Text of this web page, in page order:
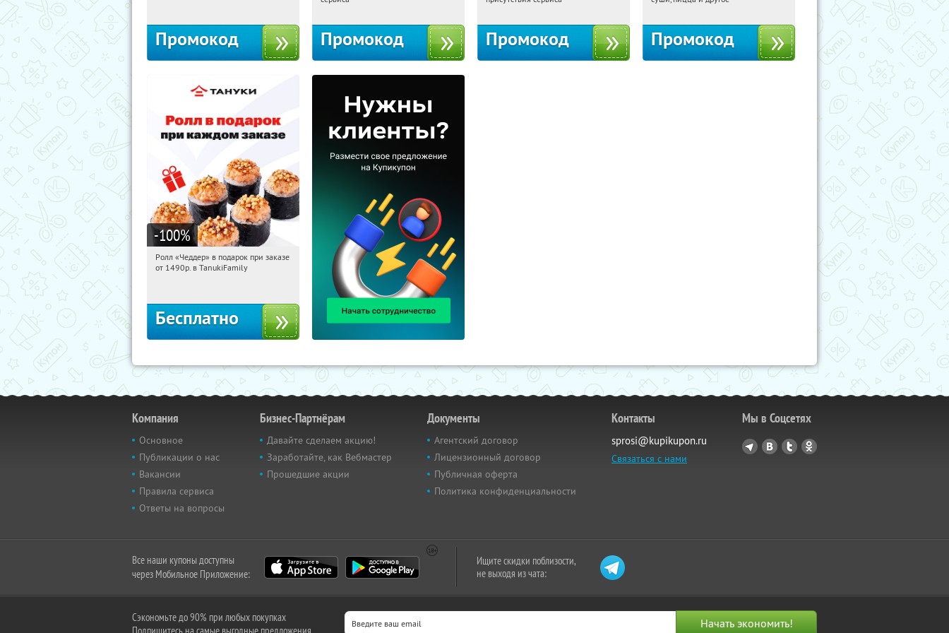
Промокод Промокод Промокод Промокод
-100%
10:07:01 Получили:108
Ролл «Чеддер» в подарок при заказе
от 1490р. в TanukiFamily
Бесплатно
Компания
Основное
Публикации о нас
Вакансии
Правила сервиса
Ответы на вопросы
Бизнес-Партнёрам
Давайте сделаем акцию!
Заработайте, как Вебмастер
Прошедшие акции
Документы
Агентский договор
Лицензионный договор
Публичная оферта
Политика конфиденциальности
Контакты
sprosi@kupikupon.ru
Связаться с нами
Мы в Соцсетях
Все наши купоны доступны
через Мобильное Приложение:
Ищите скидки поблизости,
не выходя из чата:
Сэкономьте до 90% при любых покупках